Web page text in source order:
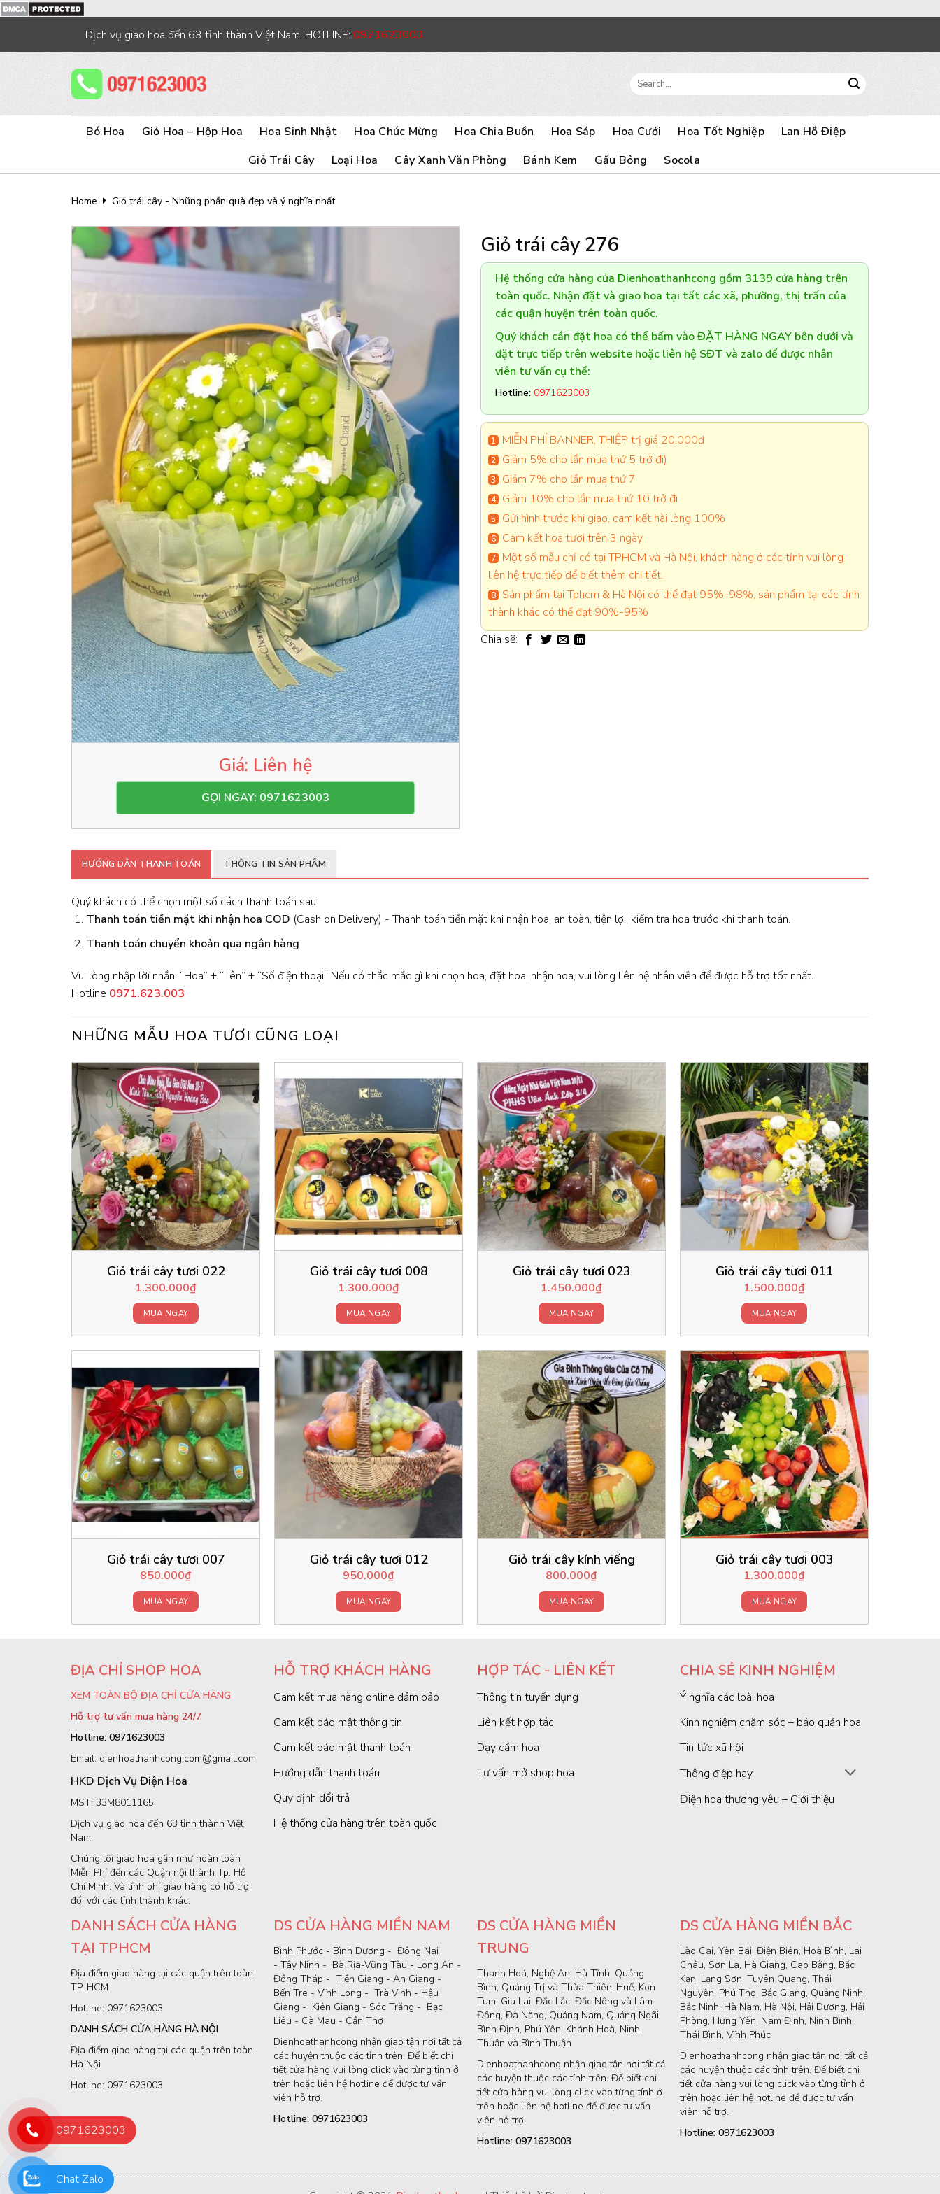
content
Dịch vụ giao hoa đến 63 tỉnh thành Việt Nam. HOTLINE: 0971623003
Search
for:
Bó Hoa Giỏ Hoa – Hộp Hoa Hoa Sinh Nhật Hoa Chúc Mừng Hoa Chia Buồn Hoa Sáp Hoa Cưới Hoa Tốt Nghiệp
Lan Hồ Điệp
Giỏ Trái Cây
Loại Hoa Cây Xanh Văn Phòng Bánh Kem Gấu Bông Socola
Home Giỏ trái cây - Những phần quà đẹp và ý nghĩa nhất
Liên hệ
GỌI NGAY: 0971623003
Giỏ trái cây 276
Hệ thống cửa hàng của Dienhoathanhcong gồm 3139 cửa hàng trên
toàn quốc. Nhận đặt và giao hoa tại tất các xã, phường, thị trấn của
các quận huyện trên toàn quốc.
Quý khách cần đặt hoa có thể bấm vào ĐẶT HÀNG NGAY bên dưới và
đặt trực tiếp trên website hoặc liên hệ SĐT và zalo để được nhân
viên tư vấn cụ thể:
Hotline: 0971623003
MIỄN PHÍ BANNER, THIỆP trị giá 20.000đ
Giảm 5% cho lần mua thứ 5 trở đi)
Giảm 7% cho lần mua thứ 7
Giảm 10% cho lần mua thứ 10 trở đi
Gửi hình trước khi giao, cam kết hài lòng 100%
Cam kết hoa tươi trên 3 ngày
Một số mẫu chỉ có tại TPHCM và Hà Nội, khách hàng ở các tỉnh vui lòng
liên hệ trực tiếp để biết thêm chi tiết.
Sản phẩm tại Tphcm & Hà Nội có thể đạt 95%-98%, sản phẩm tại các tỉnh
thành khác có thể đạt 90%-95%
Chia sẽ:
HƯỚNG DẪN THANH TOÁN THÔNG TIN SẢN PHẨM
Quý khách có thể chọn một số cách thanh toán sau:
Thanh toán tiền mặt khi nhận hoa COD (Cash on Delivery) - Thanh toán tiền mặt khi nhận hoa, an toàn, tiện lợi, kiểm tra hoa trước khi thanh toán.
Thanh toán chuyển khoản qua ngân hàng
Vui lòng nhập lời nhắn: “Hoa” + “Tên” + “Số điện thoại” Nếu có thắc mắc gì khi chọn hoa, đặt hoa, nhận hoa, vui lòng liên hệ nhân viên để được hỗ trợ tốt nhất.
Hotline 0971.623.003
NHỮNG MẪU HOA TƯƠI CŨNG LOẠI
Giỏ trái cây tươi 022
1.300.000₫
MUA NGAY
Giỏ trái cây tươi 008
1.300.000₫
MUA NGAY
Giỏ trái cây tươi 023
1.450.000₫
MUA NGAY
Giỏ trái cây tươi 011
1.500.000₫
MUA NGAY
Giỏ trái cây tươi 007
850.000₫
MUA NGAY
Giỏ trái cây tươi 012
950.000₫
MUA NGAY
Giỏ trái cây kính viếng
800.000₫
MUA NGAY
Giỏ trái cây tươi 003
1.300.000₫
MUA NGAY
ĐỊA CHỈ SHOP HOA
XEM TOÀN BỘ ĐỊA CHỈ CỬA HÀNG
Hỗ trợ tư vấn mua hàng 24/7
Hotline: 0971623003
Email: dienhoathanhcong.com@gmail.com
HKD Dịch Vụ Điện Hoa
MST: 33M8011165
Dịch vụ giao hoa đến 63 tỉnh thành Việt
Nam.
Chúng tôi giao hoa gần như hoàn toàn
Miễn Phí đến các Quận nội thành Tp. Hồ
Chí Minh. Và tính phí giao hàng có hỗ trợ
đối với các tỉnh thành khác.
HỖ TRỢ KHÁCH HÀNG
Cam kết mua hàng online đảm bảo
Cam kết bảo mật thông tin
Cam kết bảo mật thanh toán
Hướng dẫn thanh toán
Quy định đổi trả
Hệ thống cửa hàng trên toàn quốc
HỢP TÁC - LIÊN KẾT
Thông tin tuyển dụng
Liên kết hợp tác
Dạy cắm hoa
Tư vấn mở shop hoa
CHIA SẺ KINH NGHIỆM
Ý nghĩa các loài hoa
Kinh nghiệm chăm sóc – bảo quản hoa
Tin tức xã hội
Thông điệp hay
Điện hoa thương yêu – Giới thiệu
DANH SÁCH CỬA HÀNG
TẠI TPHCM
Địa điểm giao hàng tại các quận trên toàn
TP. HCM
Hotline: 0971623003
DANH SÁCH CỬA HÀNG HÀ NỘI
Địa điểm giao hàng tại các quận trên toàn
Hà Nội
Hotline: 0971623003
DS CỬA HÀNG MIỀN NAM
Bình Phước - Bình Dương - Đồng Nai
- Tây Ninh - Bà Rịa-Vũng Tàu - Long An -
Đồng Tháp - Tiền Giang - An Giang -
Bến Tre - Vĩnh Long - Trà Vinh - Hậu
Giang - Kiên Giang - Sóc Trăng - Bạc
Liêu - Cà Mau - Cần Thơ
Dienhoathanhcong nhận giao tận nơi tất cả
các huyện thuộc các tỉnh trên. Để biết chi
tiết cửa hàng vui lòng click vào từng tỉnh ở
trên hoặc liên hệ hotline để được tư vấn
viên hỗ trợ.
Hotline: 0971623003
DS CỬA HÀNG MIỀN
TRUNG
Thanh Hoá, Nghệ An, Hà Tĩnh, Quảng
Bình, Quảng Trị và Thừa Thiên-Huế, Kon
Tum, Gia Lai, Đắc Lắc, Đắc Nông và Lâm
Đồng, Đà Nẵng, Quảng Nam, Quảng Ngãi,
Bình Định, Phú Yên, Khánh Hoà, Ninh
Thuận và Bình Thuận
Dienhoathanhcong nhận giao tận nơi tất cả
các huyện thuộc các tỉnh trên. Để biết chi
tiết cửa hàng vui lòng click vào từng tỉnh ở
trên hoặc liên hệ hotline để được tư vấn
viên hỗ trợ.
Hotline: 0971623003
DS CỬA HÀNG MIỀN BẮC
Lào Cai, Yên Bái, Điện Biên, Hoà Bình, Lai
Châu, Sơn La, Hà Giang, Cao Bằng, Bắc
Kạn, Lạng Sơn, Tuyên Quang, Thái
Nguyên, Phú Thọ, Bắc Giang, Quảng Ninh,
Bắc Ninh, Hà Nam, Hà Nội, Hải Dương, Hải
Phòng, Hưng Yên, Nam Định, Ninh Bình,
Thái Bình, Vĩnh Phúc
Dienhoathanhcong nhận giao tận nơi tất cả
các huyện thuộc các tỉnh trên. Để biết chi
tiết cửa hàng vui lòng click vào từng tỉnh ở
trên hoặc liên hệ hotline để được tư vấn
viên hỗ trợ.
Hotline: 0971623003
0971623003
Chat Zalo